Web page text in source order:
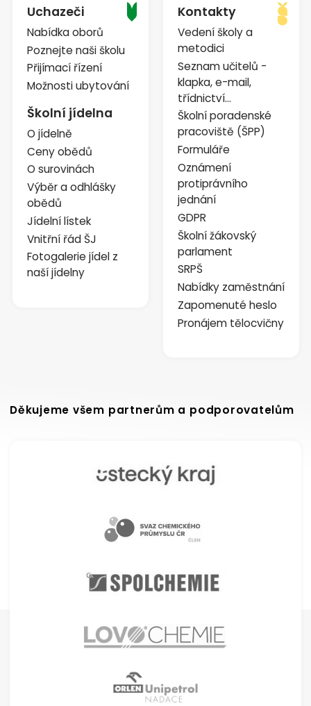
Uchazeči
Nabídka oborů
Poznejte naši školu
Přijímací řízení
Možnosti ubytování
Školní jídelna
O jídelně
Ceny obědů
O surovinách
Výběr a odhlášky
obědů
Jídelní lístek
Vnitřní řád ŠJ
Fotogalerie jídel z
naší jídelny
Kontakty
Vedení školy a
metodici
Seznam učitelů -
klapka, e-mail,
třídnictví...
Školní poradenské
pracoviště (ŠPP)
Formuláře
Oznámení
protiprávního
jednání
GDPR
Školní žákovský
parlament
SRPŠ
Nabídky zaměstnání
Zapomenuté heslo
Pronájem tělocvičny
Děkujeme všem partnerům a podporovatelům